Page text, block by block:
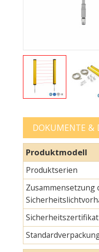
DOKUMENTE &
Produktmodell
Produktserien
Sicherheitszertifikat